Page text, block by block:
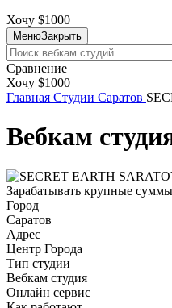
Хочу $1000
МенюЗакрыть
Сравнение
Хочу $1000
Главная Студии Саратов
Вебкам
Зарабатывать крупные
Город
Саратов
Адрес
Центр Города
Тип студии
Вебкам студия
Онлайн сервис